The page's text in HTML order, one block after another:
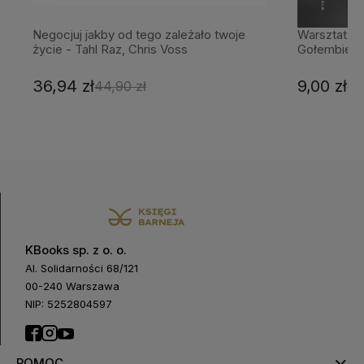
Negocjuj jakby od tego zależało twoje
życie - Tahl Raz, Chris Voss
36,94 zł44,90 zł
Warsztat
9,00 zł
KBooks sp. z o. o.
Al. Solidarności 68/121
00-240 Warszawa
NIP: 5252804597